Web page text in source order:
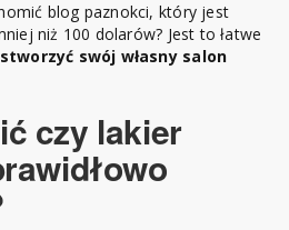
blog paznokci, który jest
niż 100 dolarów? Jest to łatwe
stworzyć swój własny salon
czy lakier